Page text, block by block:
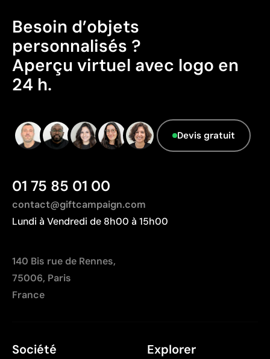
Besoin d’objets
personnalisés ?
Aperçu virtuel avec logo en
24 h.
Devis gratuit
01 75 85 01 00
contact@giftcampaign.com
Lundi à Vendredi de 8h00 à 15h00
140 Bis rue de Rennes,
75006, Paris
France
Société Explorer